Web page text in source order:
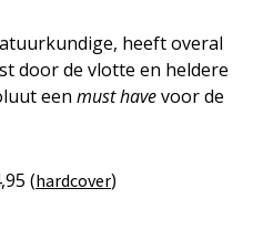
heeft overal
door de vlotte en heldere
een must havevoor de
(hardcover)